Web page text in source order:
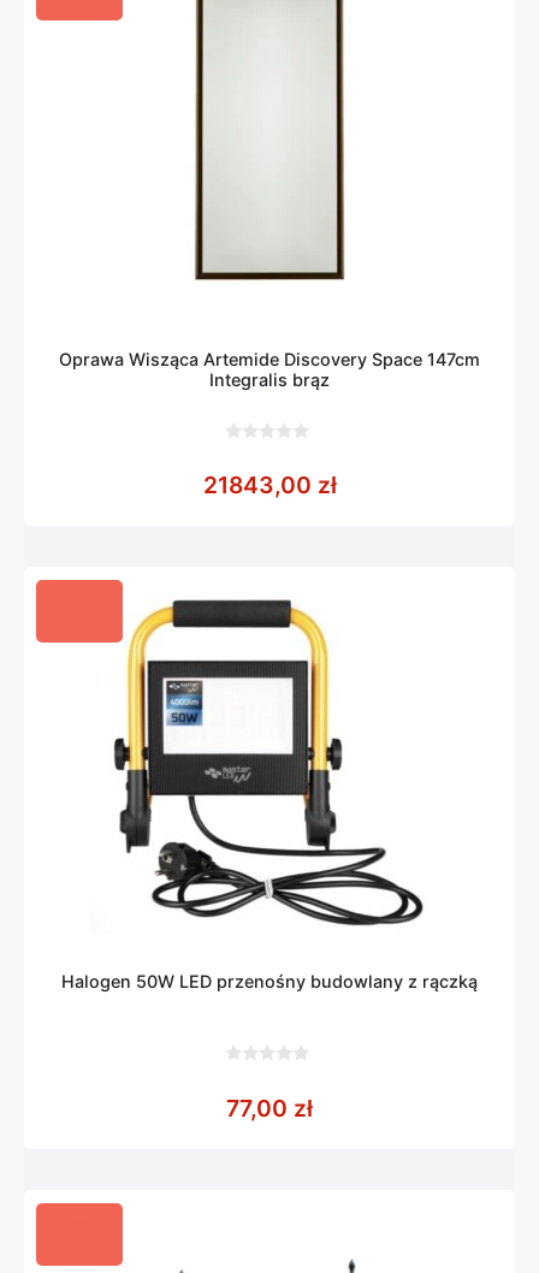
Oprawa Wisząca Artemide Discovery Space 147cm
Integralis brąz
5
21843,00 zł
Halogen 50W LED przenośny budowlany z rączką
5
77,00 zł